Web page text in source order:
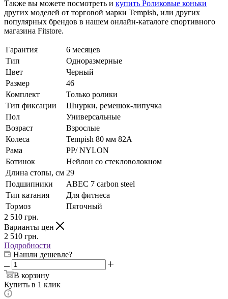
Также вы можете посмотреть и купить Роликовые коньки
других моделей от торговой марки Tempish, или других
популярных брендов в нашем онлайн-каталоге спортивного
магазина Fitstore.
Гарантия
6 месяцев
Тип
Одноразмерные
Цвет
Черный
Размер
46
Комплект
Только ролики
Тип фиксации
Шнурки, ремешок-липучка
Пол
Универсальные
Возраст
Взрослые
Колеса
Tempish 80 мм 82A
Рама
PP/ NYLON
Ботинок
Нейлон со стекловолокном
Длина стопы, см 29
Подшипники
АВЕС 7 carbon steel
Тип катания
Для фитнеса
Тормоз
Пяточный
2 510 грн.
Варианты цен
2 510 грн.
Подробности
Нашли дешевле?
В корзину
Купить в 1 клик